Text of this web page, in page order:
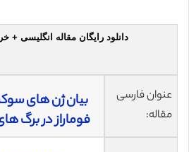
دانلود رایگان مقاله انگلیسی +
عنوان فارسی
مقاله:
بیان ژن های
فوماراز در برگ